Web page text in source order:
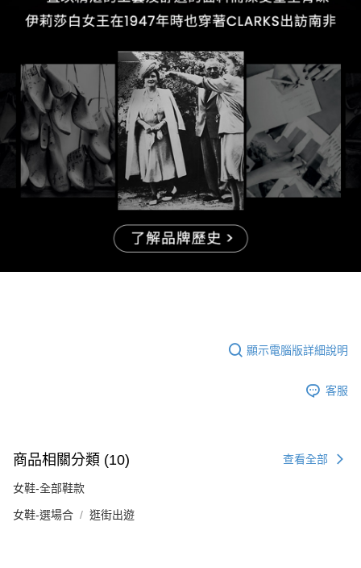
顯示電腦版詳細說明
客服
商品相關分類 (10) 查看全部
女鞋-全部鞋款
女鞋-選場合 逛街出遊